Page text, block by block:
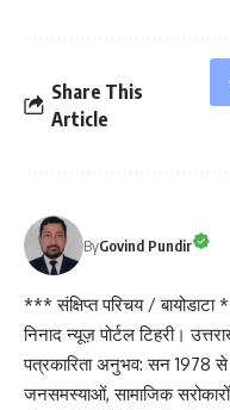
Share This
Article
ByGovind Pundir
*** संक्षिप्त परिचय / बायोडाटा
निनाद न्यूज़ पोर्टल टिहरी।
पत्रकारिता अनुभव: सन 1978 से
जनसमस्याओं, सामाजिक